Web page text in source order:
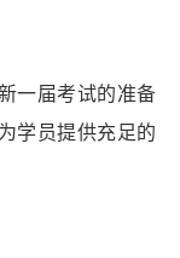
一届考试的准备
学员提供充足的